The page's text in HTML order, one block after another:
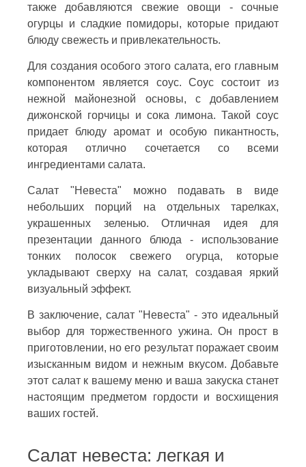
также добавляются свежие овощи - сочные
огурцы и сладкие помидоры, которые придают
блюду свежесть и привлекательность.
Для создания особого этого салата, его главным
компонентом является соус. Соус состоит из
нежной майонезной основы, с добавлением
дижонской горчицы и сока лимона. Такой соус
придает блюду аромат и особую пикантность,
которая отлично сочетается со всеми
ингредиентами салата.
Салат "Невеста" можно подавать в виде
небольших порций на отдельных тарелках,
украшенных зеленью. Отличная идея для
презентации данного блюда - использование
тонких полосок свежего огурца, которые
укладывают сверху на салат, создавая яркий
визуальный эффект.
В заключение, салат "Невеста" - это идеальный
выбор для торжественного ужина. Он прост в
приготовлении, но его результат поражает своим
изысканным видом и нежным вкусом. Добавьте
этот салат к вашему меню и ваша закуска станет
настоящим предметом гордости и восхищения
ваших гостей.
Салат невеста: легкая и